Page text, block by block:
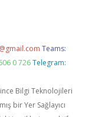
Teams:
0 726 Telegram:
Bilgi Teknolojileri
bir Yer Sağlayıcı